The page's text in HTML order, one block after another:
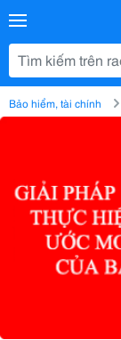
Bảo hiểm, tài chính